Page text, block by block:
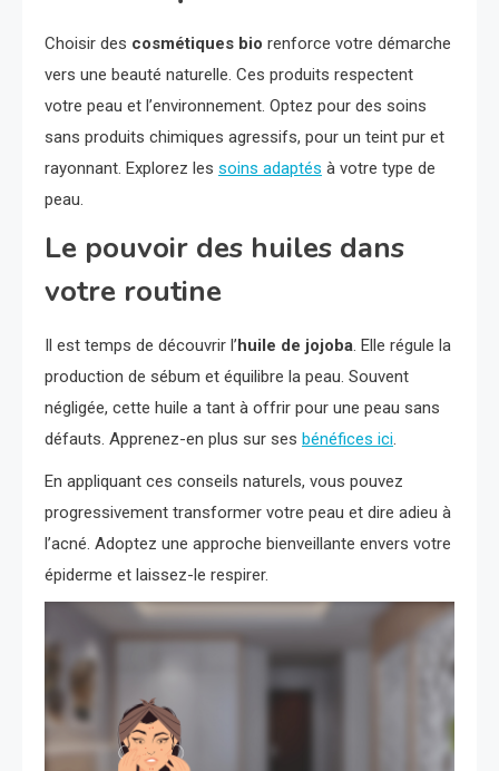
Choisir des cosmétiques bio renforce votre démarche
vers une beauté naturelle. Ces produits respectent
votre peau et l’environnement. Optez pour des soins
sans produits chimiques agressifs, pour un teint pur et
rayonnant. Explorez les soins adaptés à votre type de
peau.
Le pouvoir des huiles dans
votre routine
Il est temps de découvrir l’huile de jojoba. Elle régule la
production de sébum et équilibre la peau. Souvent
négligée, cette huile a tant à offrir pour une peau sans
défauts. Apprenez-en plus sur ses bénéfices ici.
En appliquant ces conseils naturels, vous pouvez
progressivement transformer votre peau et dire adieu à
l’acné. Adoptez une approche bienveillante envers votre
épiderme et laissez-le respirer.